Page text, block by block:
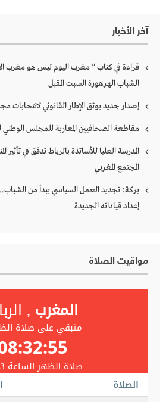
آخر الأخبار
قراءة في كتاب ” مغرب اليوم ليس هو مغرب
الشباب الهرهورة السبت المقبل
إصدار جديد يوثق الإطار القانوني لانتخابات
مقاطعة الصحافيين المغاربة للمجلس
المدرسة العليا للأساتذة بالرباط تدقق في تأثير
المجتمع المغربي
بركة: تجديد العمل السياسي يبدأ من
إعداد قياداته الجديدة
مواقيت الصلاة